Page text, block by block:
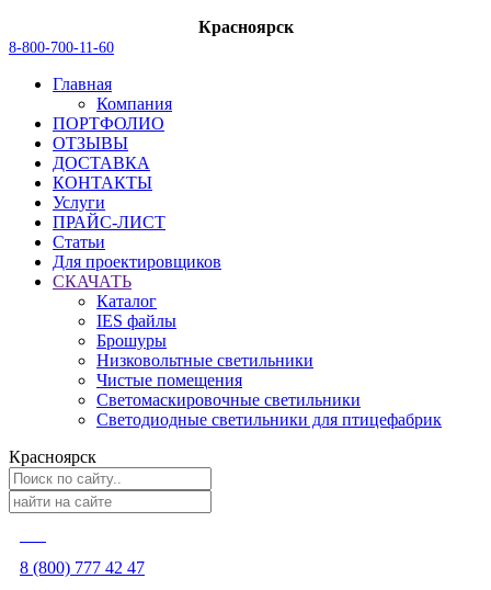
Красноярск
8-800-700-11-60
Главная
Компания
ПОРТФОЛИО
ОТЗЫВЫ
ДОСТАВКА
КОНТАКТЫ
Услуги
ПРАЙС-ЛИСТ
Статьи
Для проектировщиков
СКАЧАТЬ
Каталог
IES файлы
Брошуры
Низковольтные светильники
Чистые помещения
Светомаскировочные светильники
Светодиодные светильники для птицефабрик
Красноярск
8 (800) 777 42 47